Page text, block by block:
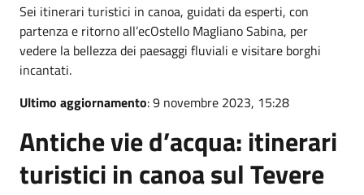
Sei itinerari turistici in canoa, guidati da esperti, con
partenza e ritorno all’ecOstello Magliano Sabina, per
vedere la bellezza dei paesaggi fluviali e visitare borghi
incantati.
Ultimo aggiornamento: 9 novembre 2023, 15:28
Antiche vie d’acqua: itinerari
turistici in canoa sul Tevere